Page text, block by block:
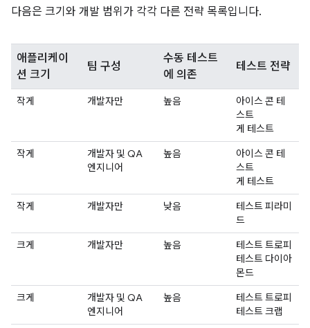
다음은 크기와 개발 범위가 각각 다른 전략 목록입니다.
애플리케이
션 크기
팀 구성
수동 테스트
에 의존
테스트 전략
작게 개발자만 높음
아이스 콘 테
스트
게 테스트
작게
개발자 및 QA
엔지니어
높음
아이스 콘 테
스트
게 테스트
작게
개발자만 낮음
테스트 피라미
드
크게
개발자만 높음
테스트 트로피
테스트 다이아
몬드
크게
개발자 및 QA
엔지니어
높음
테스트 트로피
테스트 크랩